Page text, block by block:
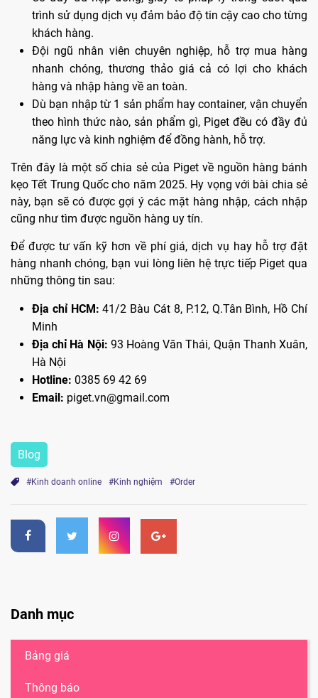
trình sử dụng dịch vụ đảm bảo độ tin cậy cao cho từng
khách hàng.
Đội ngũ nhân viên chuyên nghiệp, hỗ trợ mua hàng
nhanh chóng, thương thảo giá cả có lợi cho khách
hàng và nhập hàng về an toàn.
Dù bạn nhập từ 1 sản phẩm hay container, vận chuyển
theo hình thức nào, sản phẩm gì, Piget đều có đầy đủ
năng lực và kinh nghiệm để đồng hành, hỗ trợ.
Trên đây là một số chia sẻ của Piget về nguồn hàng bánh
kẹo Tết Trung Quốc cho năm 2025. Hy vọng với bài chia sẻ
này, bạn sẽ có được gợi ý các mặt hàng nhập, cách nhập
cũng như tìm được nguồn hàng uy tín.
Để được tư vấn kỹ hơn về phí giá, dịch vụ hay hỗ trợ đặt
hàng nhanh chóng, bạn vui lòng liên hệ trực tiếp Piget qua
những thông tin sau:
Địa chỉ HCM: 41/2 Bàu Cát 8, P.12, Q.Tân Bình, Hồ Chí
Minh
Địa chỉ Hà Nội: 93 Hoàng Văn Thái, Quận Thanh Xuân,
Hà Nội
Hotline: 0385 69 42 69
Email: piget.vn@gmail.com
Blog
#Kinh doanh online #Kinh nghiệm #Order
Danh mục
Bảng giá
Thông báo